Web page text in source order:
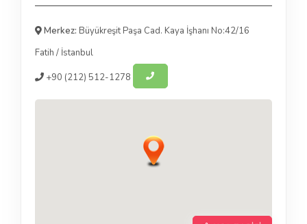
Merkez: Büyükreşit Paşa Cad. Kaya İşhanı No:42/16
Fatih / İstanbul
+90 (212) 512-1278